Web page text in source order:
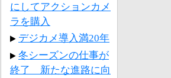
にしてアクションカメ
ラを購入
デジカメ導入満20年
冬シーズンの仕事が
終了 新たな進路に向